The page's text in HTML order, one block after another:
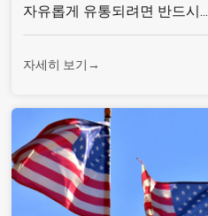
자유롭게 유통되려면 반드시...
자세히 보기→